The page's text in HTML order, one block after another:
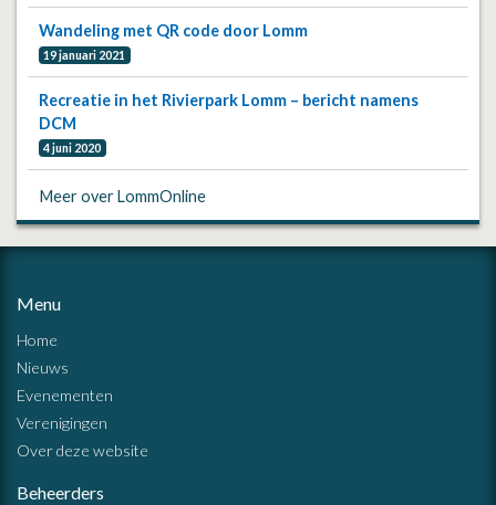
Wandeling met QR code door Lomm
19 januari 2021
Recreatie in het Rivierpark Lomm – bericht namens
DCM
4 juni 2020
Meer over LommOnline
Menu
Home
Nieuws
Evenementen
Verenigingen
Over deze website
Beheerders